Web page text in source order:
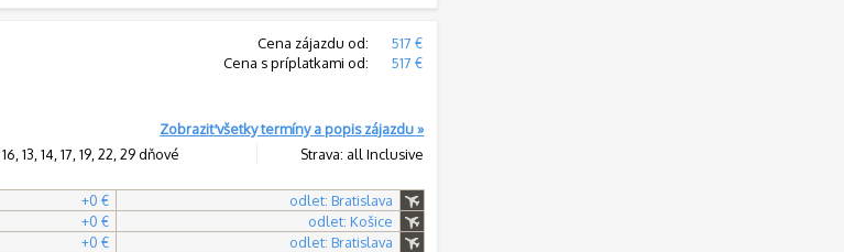
Cena zájazdu od:
517 €
Cena s príplatkami od:
517 €
Zobraziť všetky termíny a popis zájazdu »
13, 14, 17, 19, 22, 29 dňové
Strava: all Inclusive
+0 €
odlet: Bratislava
+0 €
odlet: Košice
+0 €
odlet: Bratislava